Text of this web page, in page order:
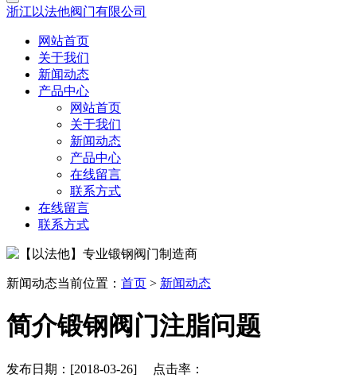
浙江以法他阀门有限公司
网站首页
关于我们
新闻动态
产品中心
网站首页
关于我们
新闻动态
产品中心
在线留言
联系方式
在线留言
联系方式
新闻动态当前位置： 首页 > 新闻动态
简介锻钢阀门注脂问题
发布日期：[2018-03-26] 点击率：